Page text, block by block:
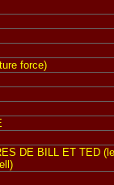
force)
DE BILL ET TED